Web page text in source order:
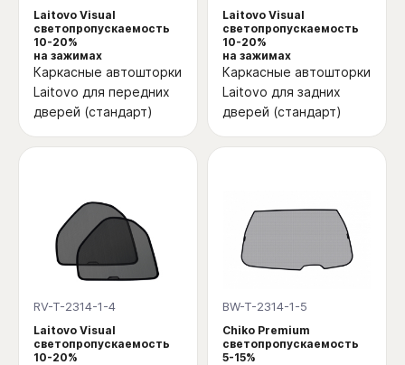
Laitovo Visual
светопропускаемость
10-20%
на зажимах
Каркасные автошторки
Laitovo для передних
дверей (стандарт)
Laitovo Visual
светопропускаемость
10-20%
на зажимах
Каркасные автошторки
Laitovo для задних
дверей (стандарт)
RV-T-2314-1-4
Laitovo Visual
светопропускаемость
10-20%
BW-T-2314-1-5
Chiko Premium
светопропускаемость
5-15%